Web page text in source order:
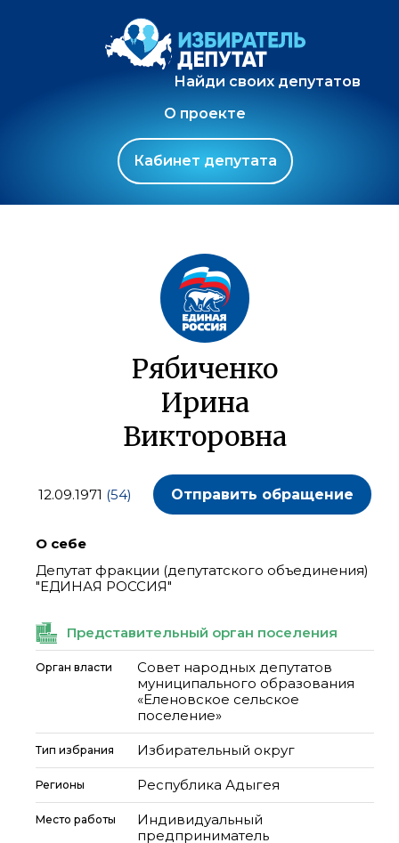
Найди своих депутатов
О проекте
Кабинет депутата
Рябиченко
Ирина
Викторовна
12.09.1971 (54) Отправить обращение
О себе
Депутат фракции (депутатского объединения)
"ЕДИНАЯ РОССИЯ"
Представительный орган поселения
Орган власти
Совет народных депутатов
муниципального образования
«Еленовское сельское
поселение»
Тип избрания Избирательный округ
Регионы Республика Адыгея
Место работы
Индивидуальный
предприниматель